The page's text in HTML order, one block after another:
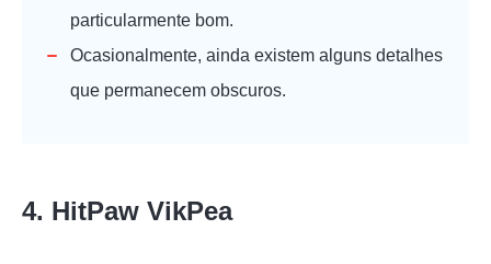
particularmente bom.
Ocasionalmente, ainda existem alguns detalhes
que permanecem obscuros.
4. HitPaw VikPea